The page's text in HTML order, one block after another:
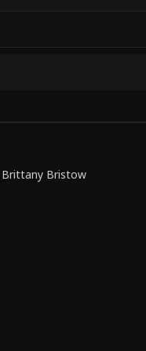
Brittany Bristow